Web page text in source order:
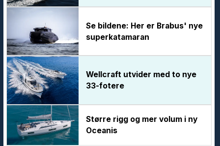
Se bildene: Her er Brabus' nye
superkatamaran
Wellcraft utvider med to nye
33-fotere
Større rigg og mer volum i ny
Oceanis